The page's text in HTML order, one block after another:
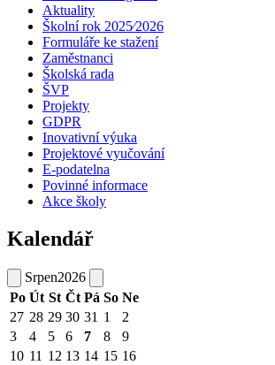
Aktuality
Školní rok 2025⁄2026
Formuláře ke stažení
Zaměstnanci
Školská rada
ŠVP
Projekty
GDPR
Inovativní výuka
Projektové vyučování
E-podatelna
Povinné informace
Akce školy
Kalendář
Srpen2026
Po Út St Čt Pá So Ne
27 28 29 30 31 1
2
3
4 5 6 7 8
9
10 11 12 13 14 15 16